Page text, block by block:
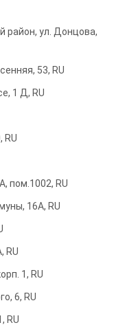
район, ул. Донцова,
53, RU
1 Д, RU
RU
пом.1002, RU
16А, RU
RU
1, RU
6, RU
RU